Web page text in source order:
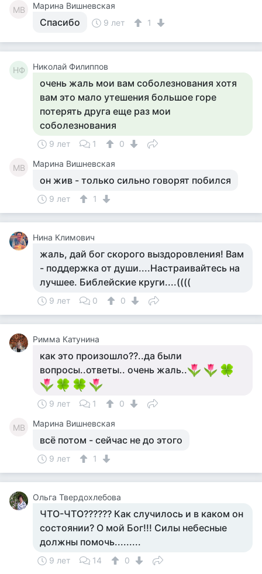
МВ Марина Вишневская
Спасибо 9 лет 1
НФ Николай Филиппов
очень жаль мои вам соболезнования хотя
вам это мало утешения большое горе
потерять друга еще раз мои
соболезнования
9 лет 1 0
МВ Марина Вишневская
он жив - только сильно говорят побился
9 лет 1
Нина Климович
жаль, дай бог скорого выздоровления! Вам
- поддержка от души....Настраивайтесь на
лучшее. Библейские круги....((((
9 лет 0 0
Римма Катунина
как это произошло??..да были
вопросы..ответы.. очень жаль..
9 лет 1 0
МВ Марина Вишневская
всё потом - сейчас не до этого
9 лет 1
Ольга Твердохлебова
ЧТО-ЧТО?????? Как случилось и в каком он
состоянии? О мой Бог!!! Силы небесные
должны помочь.........
9 лет 14
0